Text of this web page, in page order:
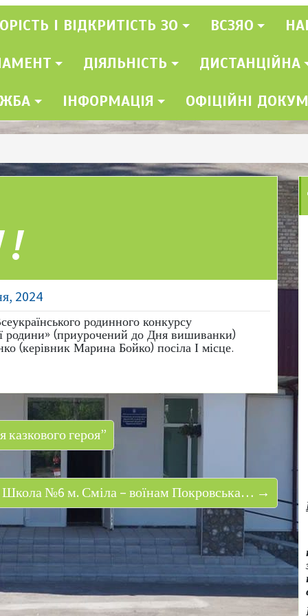
І ВІДКРИТІСТЬ ЗО ВСЗЯО
ДІЯЛЬНІСТЬ ДИСТАНЦІЙНА
ІНФОРМАЦІЯ ОФІЦІЙНІ
2024
родинного конкурсу
родини» (приурочений до Дня вишиванки)
(керівник Марина Бойко) посіла І місце.
героя”
Школа №6 м. Сміла – воїнам Покровська… →